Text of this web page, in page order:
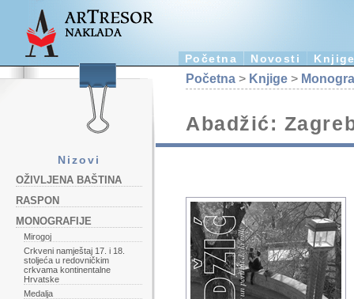
Početna Novosti
Nizovi
OŽIVLJENA BAŠTINA
RASPON
MONOGRAFIJE
Mirogoj
Crkveni namještaj 17. i 18.
stoljeća u redovničkim
crkvama kontinentalne
Hrvatske
Medalja
Početna > Knjige >
Abadžić: